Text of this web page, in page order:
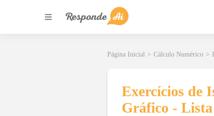
Página Inicial > Cálculo Numérico >
Exercícios de
Gráfico - Lista